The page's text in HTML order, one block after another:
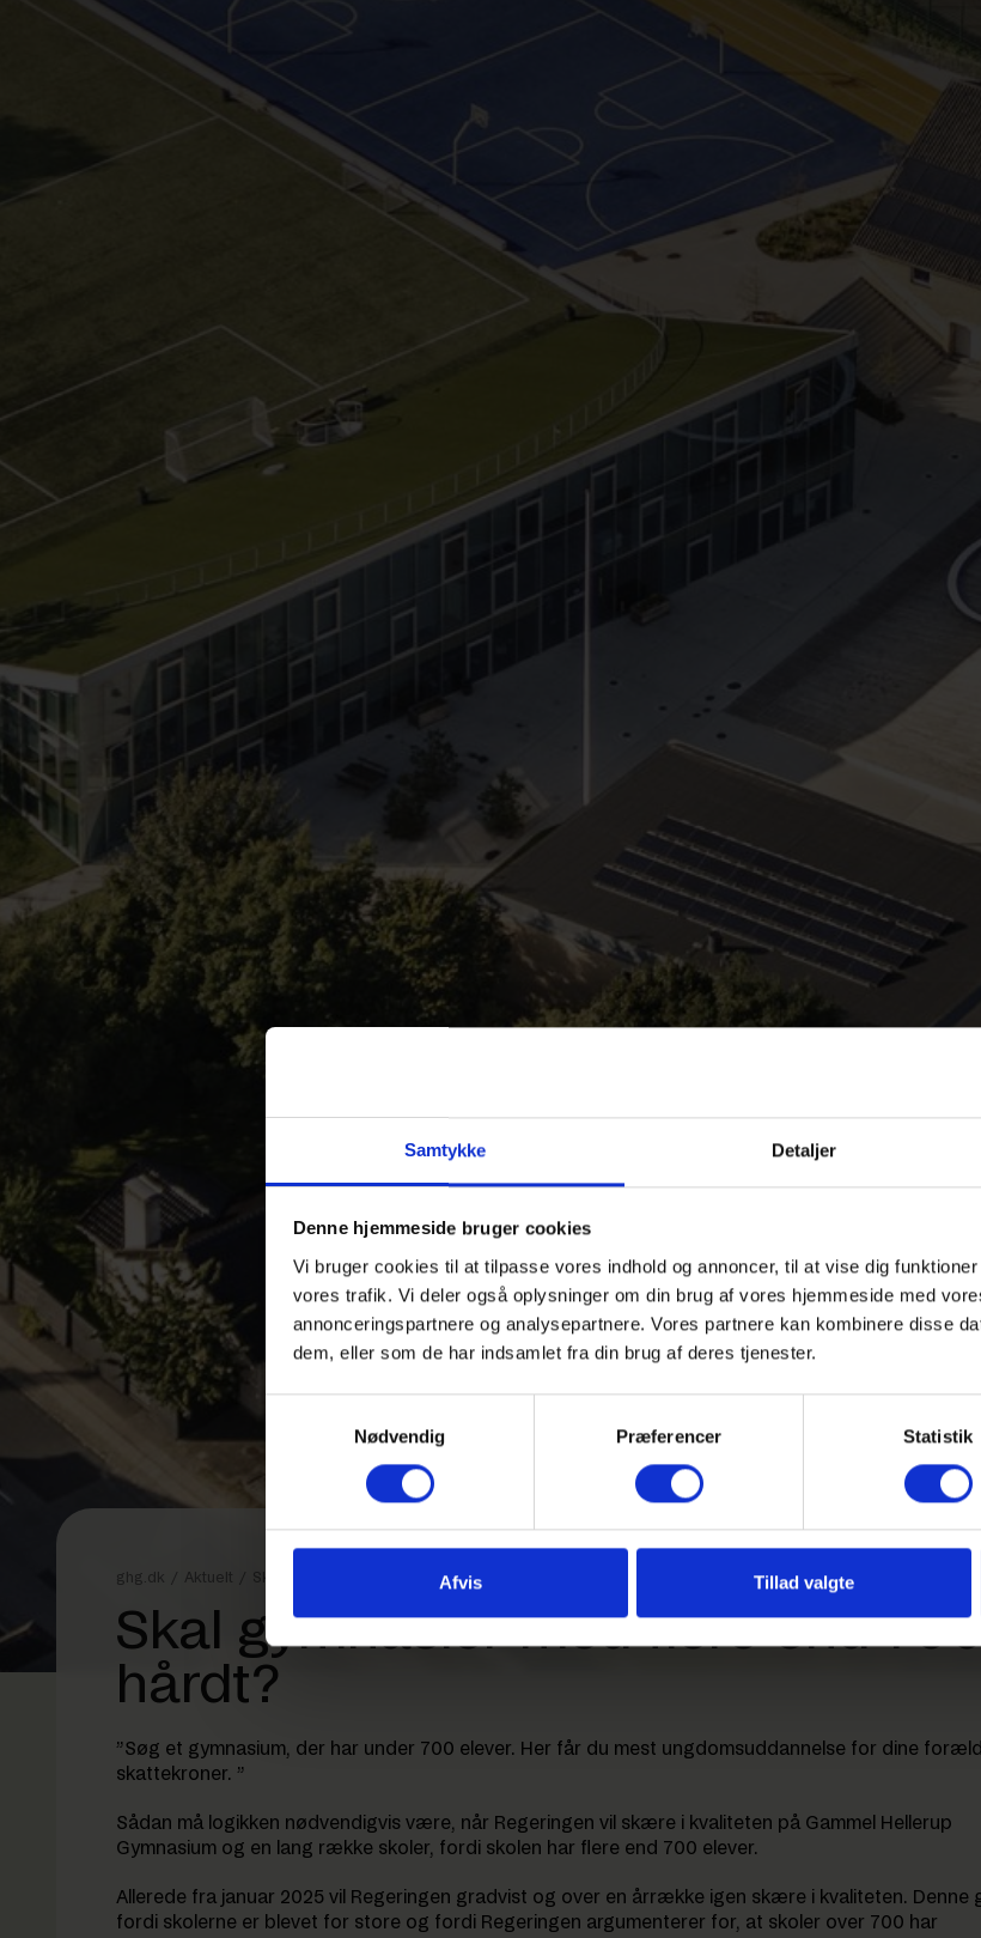
Samtykke Detaljer
Denne hjemmeside bruger cookies
Vi bruger cookies til at tilpasse vores indhold og annoncer, til at vise dig
vores trafik. Vi deler også oplysninger om din brug af vores hjemmeside med
annonceringspartnere og analysepartnere. Vores partnere kan kombinere disse
dem, eller som de har indsamlet fra din brug af deres tjenester.
Nødvendig
Præferencer Statistik
Afvis Tillad valgte
ghg.dk / Aktuelt Skal gymnasier med flere end 700 elever beskæres hårdt?
Skal gymnasier med flere end
hårdt?
”Søg et gymnasium, der har under 700 elever. Her får du mest ungdomsuddannelse for dine
skattekroner. ”
Sådan må logikken nødvendigvis være, når Regeringen vil skære i kvaliteten på Gammel Hellerup
Gymnasium og en lang række skoler, fordi skolen har flere end 700 elever.
Allerede fra januar 2025 vil Regeringen gradvist og over en årrække igen skære i kvaliteten. Denne
fordi skolerne er blevet for store og fordi Regeringen argumenterer for, at skoler over 700 har